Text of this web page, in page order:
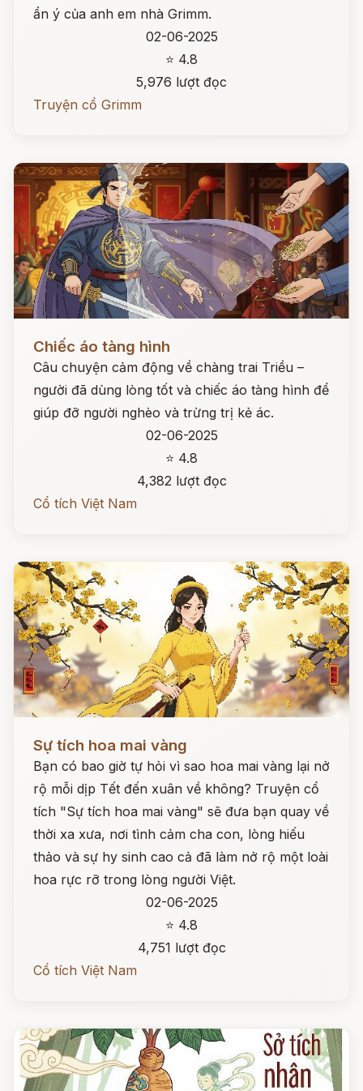
ẩn ý của anh em nhà Grimm.
02-06-2025
⭐ 4.8
5,976 lượt đọc
Truyện cổ Grimm
Đọc ngay
Chiếc áo tàng hình
Câu chuyện cảm động về chàng trai Triều –
người đã dùng lòng tốt và chiếc áo tàng hình để
giúp đỡ người nghèo và trừng trị kẻ ác.
02-06-2025
⭐ 4.8
4,382 lượt đọc
Cổ tích Việt Nam
Sự tích hoa mai vàng
Bạn có bao giờ tự hỏi vì sao hoa mai vàng lại nở
rộ mỗi dịp Tết đến xuân về không? Truyện cổ
tích "Sự tích hoa mai vàng" sẽ đưa bạn quay về
thời xa xưa, nơi tình cảm cha con, lòng hiếu
thảo và sự hy sinh cao cả đã làm nở rộ một loài
hoa rực rỡ trong lòng người Việt.
02-06-2025
⭐ 4.8
4,751 lượt đọc
Cổ tích Việt Nam